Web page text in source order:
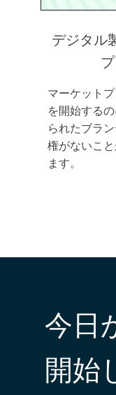
デジタル
マーケット
を開始する
られたブラ
権がないこ
ます。
今日
開始